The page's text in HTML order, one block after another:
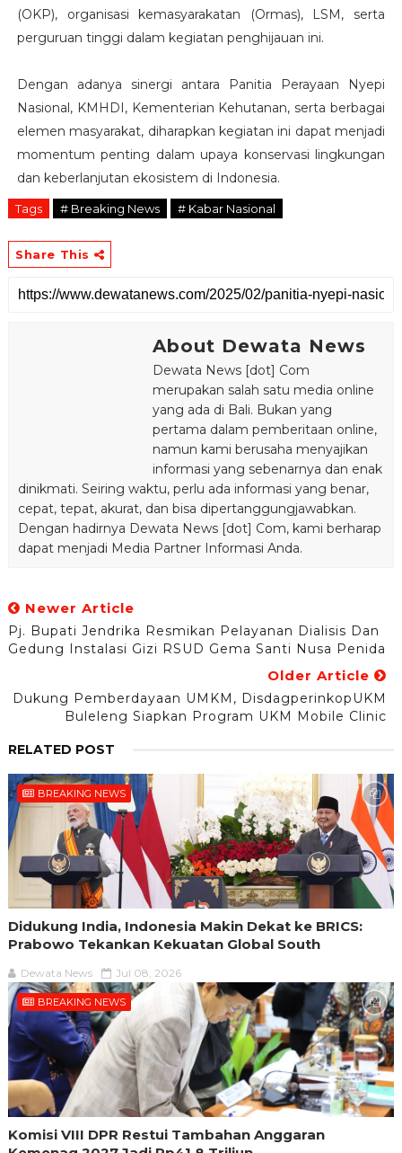
(OKP), organisasi kemasyarakatan (Ormas), LSM, serta
perguruan tinggi dalam kegiatan penghijauan ini.
Dengan adanya sinergi antara Panitia Perayaan Nyepi
Nasional, KMHDI, Kementerian Kehutanan, serta berbagai
elemen masyarakat, diharapkan kegiatan ini dapat menjadi
momentum penting dalam upaya konservasi lingkungan
dan keberlanjutan ekosistem di Indonesia.
Tags # Breaking News # Kabar Nasional
Share This
About Dewata News
Dewata News [dot] Com
merupakan salah satu media online
yang ada di Bali. Bukan yang
pertama dalam pemberitaan online,
namun kami berusaha menyajikan
informasi yang sebenarnya dan enak
dinikmati. Seiring waktu, perlu ada informasi yang benar,
cepat, tepat, akurat, dan bisa dipertanggungjawabkan.
Dengan hadirnya Dewata News [dot] Com, kami berharap
dapat menjadi Media Partner Informasi Anda.
Newer Article
Pj. Bupati Jendrika Resmikan Pelayanan Dialisis Dan
Gedung Instalasi Gizi RSUD Gema Santi Nusa Penida
Older Article
Dukung Pemberdayaan UMKM, DisdagperinkopUKM
Buleleng Siapkan Program UKM Mobile Clinic
RELATED POST
BREAKING NEWS
Didukung India, Indonesia Makin Dekat ke BRICS:
Prabowo Tekankan Kekuatan Global South
Dewata News Jul 08, 2026
BREAKING NEWS
Komisi VIII DPR Restui Tambahan Anggaran